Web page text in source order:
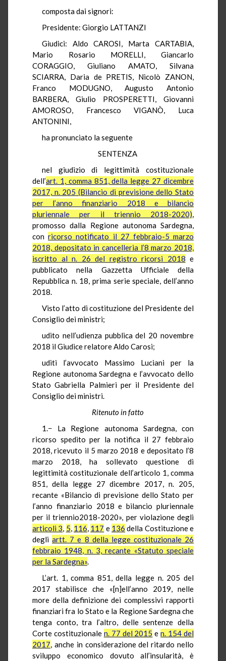
composta dai signori:
Presidente: Giorgio LATTANZI
Giudici: Aldo CAROSI, Marta CARTABIA,
Mario Rosario MORELLI, Giancarlo
CORAGGIO, Giuliano AMATO, Silvana
SCIARRA, Daria de PRETIS, Nicolò ZANON,
Franco MODUGNO, Augusto Antonio
BARBERA, Giulio PROSPERETTI, Giovanni
AMOROSO, Francesco VIGANÒ, Luca
ANTONINI,
ha pronunciato la seguente
SENTENZA
nel giudizio di legittimità costituzionale
dell’art. 1, comma 851, della legge 27 dicembre
2017, n. 205 (Bilancio di previsione dello Stato
per l’anno finanziario 2018 e bilancio
pluriennale per il triennio 2018-2020),
promosso dalla Regione autonoma Sardegna,
conricorso notificato il 27 febbraio-5 marzo
2018, depositato in cancelleria l’8 marzo 2018,
iscritto al n. 26 del registro ricorsi 2018 e
pubblicato nella Gazzetta Ufficiale della
Repubblica n. 18, prima serie speciale, dell’anno
2018.
Visto l’atto di costituzione del Presidente del
Consiglio dei ministri;
udito nell’udienza pubblica del 20 novembre
2018 il Giudice relatore Aldo Carosi;
uditi l’avvocato Massimo Luciani per la
Regione autonoma Sardegna e l’avvocato dello
Stato Gabriella Palmieri per il Presidente del
Consiglio dei ministri.
Ritenuto in fatto
1.− La Regione autonoma Sardegna, con
ricorso spedito per la notifica il 27 febbraio
2018, ricevuto il 5 marzo 2018 e depositato l’8
marzo 2018, ha sollevato questione di
legittimità costituzionale dell’articolo 1, comma
851, della legge 27 dicembre 2017, n. 205,
recante «Bilancio di previsione dello Stato per
l’anno finanziario 2018 e bilancio pluriennale
per il triennio2018-2020», per violazione degli
articoli 3, 5, 116, 117 e 136 della Costituzione e
degliartt. 7 e 8 della legge costituzionale 26
febbraio 1948, n. 3, recante «Statuto speciale
per la Sardegna».
L’art. 1, comma 851, della legge n. 205 del
2017 stabilisce che «[n]ell’anno 2019, nelle
more della definizione dei complessivi rapporti
finanziari fra lo Stato e la Regione Sardegna che
tenga conto, tra l’altro, delle sentenze della
Corte costituzionale n. 77 del 2015 en. 154 del
2017, anche in considerazione del ritardo nello
sviluppo economico dovuto all’insularità, è